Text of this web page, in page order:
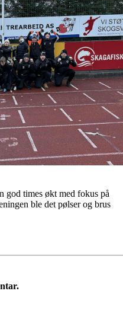
god times økt med fokus på
ble det pølser og brus